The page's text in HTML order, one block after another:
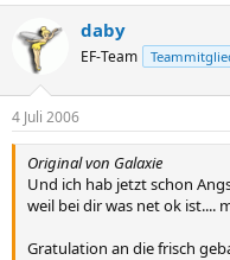
daby
EF-Team
4 Juli 2006
Original von Galaxie
Und ich hab jetzt schon
weil bei dir was net ok ist....
Gratulation an die frisch